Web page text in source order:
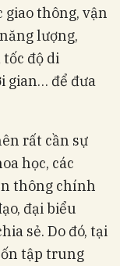
thông, vận
lượng,
độ di
gian… để đưa
rất cần sự
học, các
thông chính
đại biểu
sẻ. Do đó, tại
tập trung